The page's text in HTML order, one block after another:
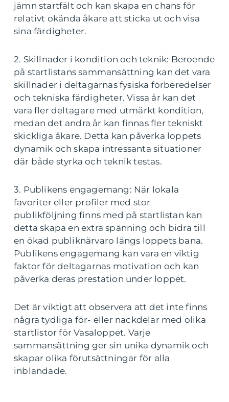
jämn startfält och kan skapa en chans för
relativt okända åkare att sticka ut och visa
sina färdigheter.
2. Skillnader i kondition och teknik: Beroende
på startlistans sammansättning kan det vara
skillnader i deltagarnas fysiska förberedelser
och tekniska färdigheter. Vissa år kan det
vara fler deltagare med utmärkt kondition,
medan det andra år kan finnas fler tekniskt
skickliga åkare. Detta kan påverka loppets
dynamik och skapa intressanta situationer
där både styrka och teknik testas.
3. Publikens engagemang: När lokala
favoriter eller profiler med stor
publikföljning finns med på startlistan kan
detta skapa en extra spänning och bidra till
en ökad publiknärvaro längs loppets bana.
Publikens engagemang kan vara en viktig
faktor för deltagarnas motivation och kan
påverka deras prestation under loppet.
Det är viktigt att observera att det inte finns
några tydliga för- eller nackdelar med olika
startlistor för Vasaloppet. Varje
sammansättning ger sin unika dynamik och
skapar olika förutsättningar för alla
inblandade.